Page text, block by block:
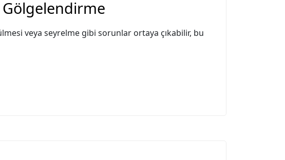
Gölgelendirme
veya seyrelme gibi sorunlar ortaya çıkabilir, bu